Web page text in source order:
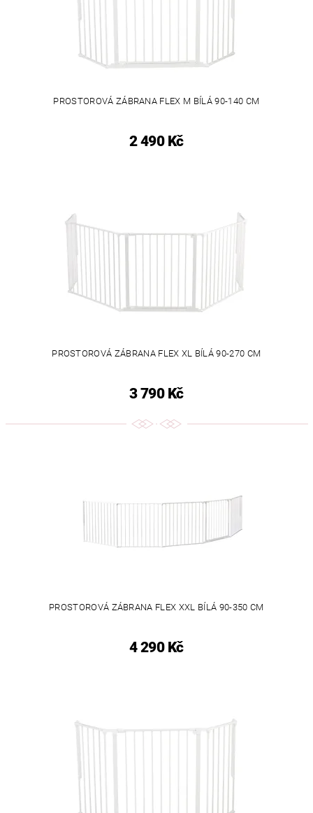
PROSTOROVÁ ZÁBRANA FLEX M BÍLÁ 90-140 CM
2 490 Kč
PROSTOROVÁ ZÁBRANA FLEX XL BÍLÁ 90-270 CM
3 790 Kč
PROSTOROVÁ ZÁBRANA FLEX XXL BÍLÁ 90-350 CM
4 290 Kč